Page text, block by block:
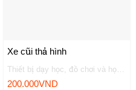
Xe cũi thả hình
200.000VND